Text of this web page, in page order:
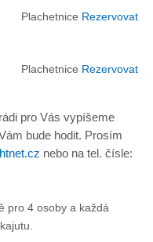
Plachetnice Rezervovat
Plachetnice Rezervovat
pro Vás vypíšeme
bude hodit. Prosím
nebo na tel. čísle:
pro 4 osoby a každá